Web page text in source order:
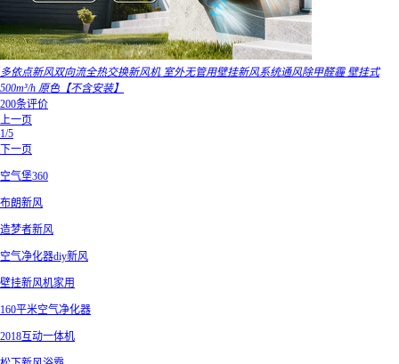
多依点新风双向流全热交换新风机 室外无管用壁挂新风系统通风除甲醛霾 壁挂式
500m³/h 原色【不含安装】
200条评价
上一页
1/5
下一页
空气堡360
布朗新风
造梦者新风
空气净化器diy新风
壁挂新风机家用
160平米空气净化器
2018互动一体机